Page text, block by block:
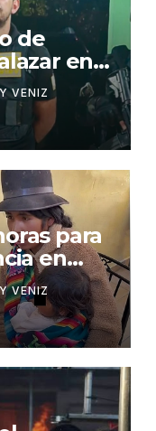
de
en
VENIZ
para
en
VENIZ